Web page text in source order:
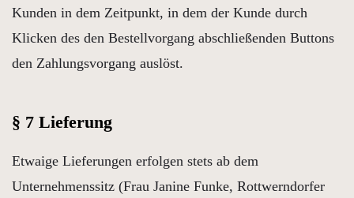
Kunden in dem Zeitpunkt, in dem der Kunde durch
Klicken des den Bestellvorgang abschließenden Buttons
den Zahlungsvorgang auslöst.
§ 7 Lieferung
Etwaige Lieferungen erfolgen stets ab dem
Unternehmenssitz (Frau Janine Funke, Rottwerndorfer